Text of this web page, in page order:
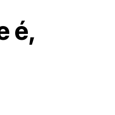
é,